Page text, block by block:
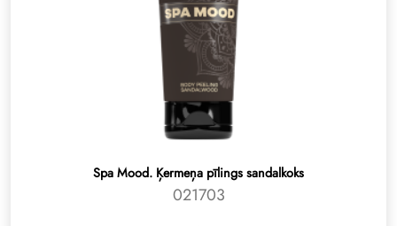
Spa Mood. Ķermeņa pīlings sandalkoks
021703